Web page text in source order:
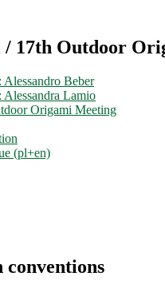
17th Outdoor
Alessandro Beber
Alessandra Lamio
Origami Meeting
(pl+en)
conventions